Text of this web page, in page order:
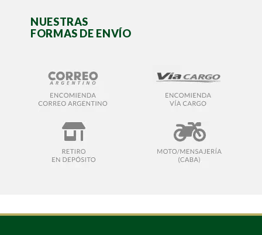
NUESTRAS
FORMAS DE ENVÍO